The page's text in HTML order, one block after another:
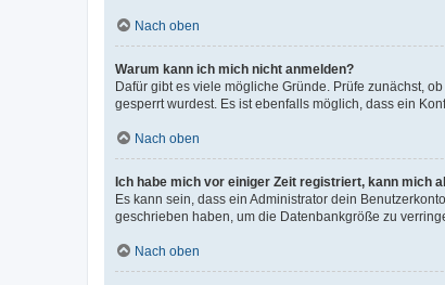
Nach oben
Warum kann ich mich nicht anmelden?
Dafür gibt es viele mögliche Gründe. Prüfe zunächst,
gesperrt wurdest. Es ist ebenfalls möglich, dass ein
Nach oben
Ich habe mich vor einiger Zeit registriert, kann mich
Es kann sein, dass ein Administrator dein
geschrieben haben, um die Datenbankgröße zu
Nach oben